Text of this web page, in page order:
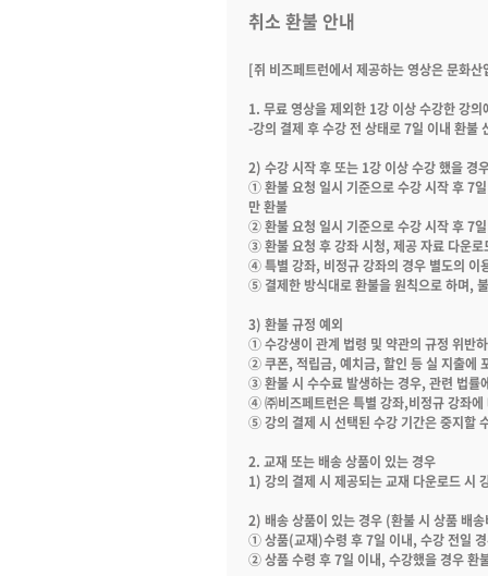
취소 환불 안내
[쥐 비즈페트런에서 제공하는영상은문화산
1. 무료영상을제외한1강 이상수강한강의
-강의 결제 후수강전 상태로7일 이내 환불
2) 수강시작후또는1강 이상수강 했을 경
①환불요청 일시 기준으로수강시작후7일
만환불
②환불요청 일시 기준으로수강시작후7일
③환불요청 후강좌시청,제공자료 다운로
④특별 강좌, 비정규강좌의 경우 별도의 이
⑤ 결제한 방식대로환불을원칙으로하며,
3) 환불 규정 예외
①수강생이 관계 법령 및 약관의 규정 위반
②쿠폰,적립금,예치금,할인 등 실 지출에
③환불시 수수료 발생하는 경우,관련 법률
④㈜비즈페트런은특별 강좌,비정규강좌에
⑤강의 결제 시 선택된 수강기간은중지할
2. 교재 또는배송상품이 있는 경우
1) 강의 결제 시 제공되는교재 다운로드시
2) 배송상품이 있는 경우(환불시 상품배송
①상품(교재)수령 후7일 이내,수강전일
②상품수령 후7일 이내,수강했을 경우환